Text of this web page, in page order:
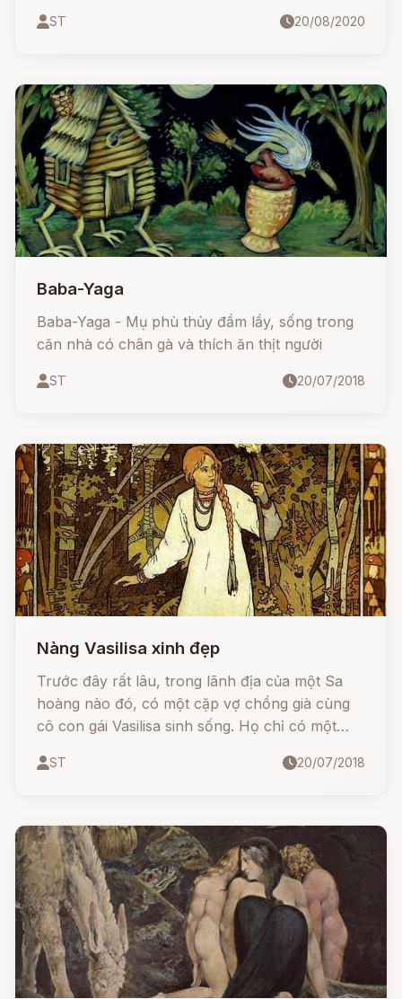
lùn với tên gọi là Gnome.
ST 20/08/2020
Baba-Yaga
Baba-Yaga - Mụ phù thủy đầm lầy, sống trong
căn nhà có chân gà và thích ăn thịt người
ST 20/07/2018
Nàng Vasilisa xinh đẹp
Trước đây rất lâu, trong lãnh địa của một Sa
hoàng nào đó, có một cặp vợ chồng già cùng
cô con gái Vasilisa sinh sống. Họ chỉ có một
rất thanh bình và hạnh phúc.
ST 20/07/2018